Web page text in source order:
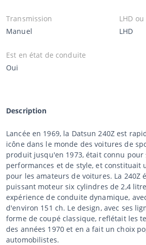
Transmission
Manuel
LHD ou
LHD
Est en état de conduite
Oui
Description
Lancée en 1969, la Datsun 240Z est
icône dans le monde des voitures de
produit jusqu'en 1973, était connu pour
performances et de style, et constituait
pour les amateurs de voitures. La 240Z
puissant moteur six cylindres de 2,4
expérience de conduite dynamique,
d'environ 151 ch. Le design, avec ses
forme de coupé classique, reflétait les
des années 1970 et en a fait un choix
automobilistes.